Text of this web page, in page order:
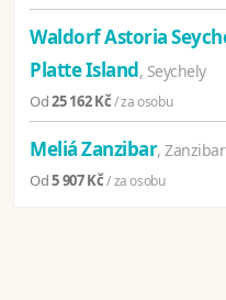
Waldorf Astoria
Platte Island, Seychely
Od25 162 Kč/ za osobu
Meliá Zanzibar, Zanzibar
Od5 907 Kč/ za osobu